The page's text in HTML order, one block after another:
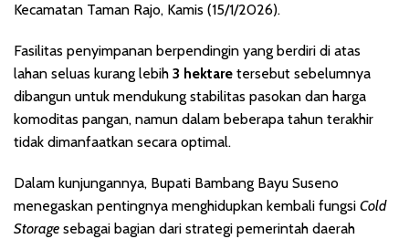
Kecamatan Taman Rajo, Kamis (15/1/2026).
Fasilitas penyimpanan berpendingin yang berdiri di atas
lahan seluas kurang lebih 3 hektare tersebut sebelumnya
dibangun untuk mendukung stabilitas pasokan dan harga
komoditas pangan, namun dalam beberapa tahun terakhir
tidak dimanfaatkan secara optimal.
Dalam kunjungannya, Bupati Bambang Bayu Suseno
menegaskan pentingnya menghidupkan kembali fungsi Cold
Storage sebagai bagian dari strategi pemerintah daerah